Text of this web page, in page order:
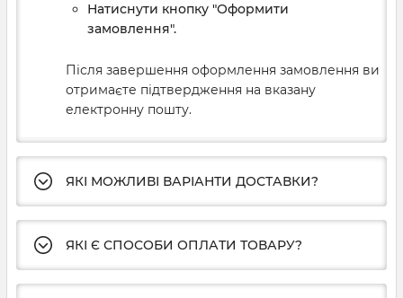
Натиснути кнопку "Оформити
замовлення".
Після завершення оформлення замовлення ви
отримаєте підтвердження на вказану
електронну пошту.
ЯКІ МОЖЛИВІ ВАРІАНТИ ДОСТАВКИ?
ЯКІ Є СПОСОБИ ОПЛАТИ ТОВАРУ?